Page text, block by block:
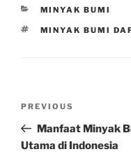
CATEGORIES
MINYAK BUMI
TAGS
MINYAK BUMI
Previous
Post
PREVIOUS
Manfaat Minyak
Utama di Indonesia